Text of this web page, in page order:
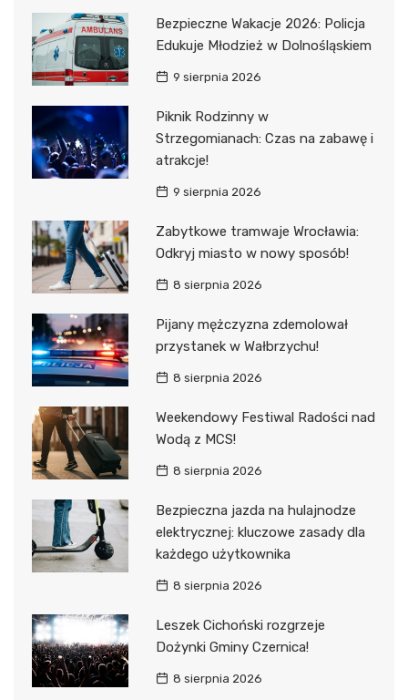
Bezpieczne Wakacje 2026: Policja
Edukuje Młodzież w Dolnośląskiem
9 sierpnia 2026
Piknik Rodzinny w
Strzegomianach: Czas na zabawę i
atrakcje!
9 sierpnia 2026
Zabytkowe tramwaje Wrocławia:
Odkryj miasto w nowy sposób!
8 sierpnia 2026
Pijany mężczyzna zdemolował
przystanek w Wałbrzychu!
8 sierpnia 2026
Weekendowy Festiwal Radości nad
Wodą z MCS!
8 sierpnia 2026
Bezpieczna jazda na hulajnodze
elektrycznej: kluczowe zasady dla
każdego użytkownika
8 sierpnia 2026
Leszek Cichoński rozgrzeje
Dożynki Gminy Czernica!
8 sierpnia 2026